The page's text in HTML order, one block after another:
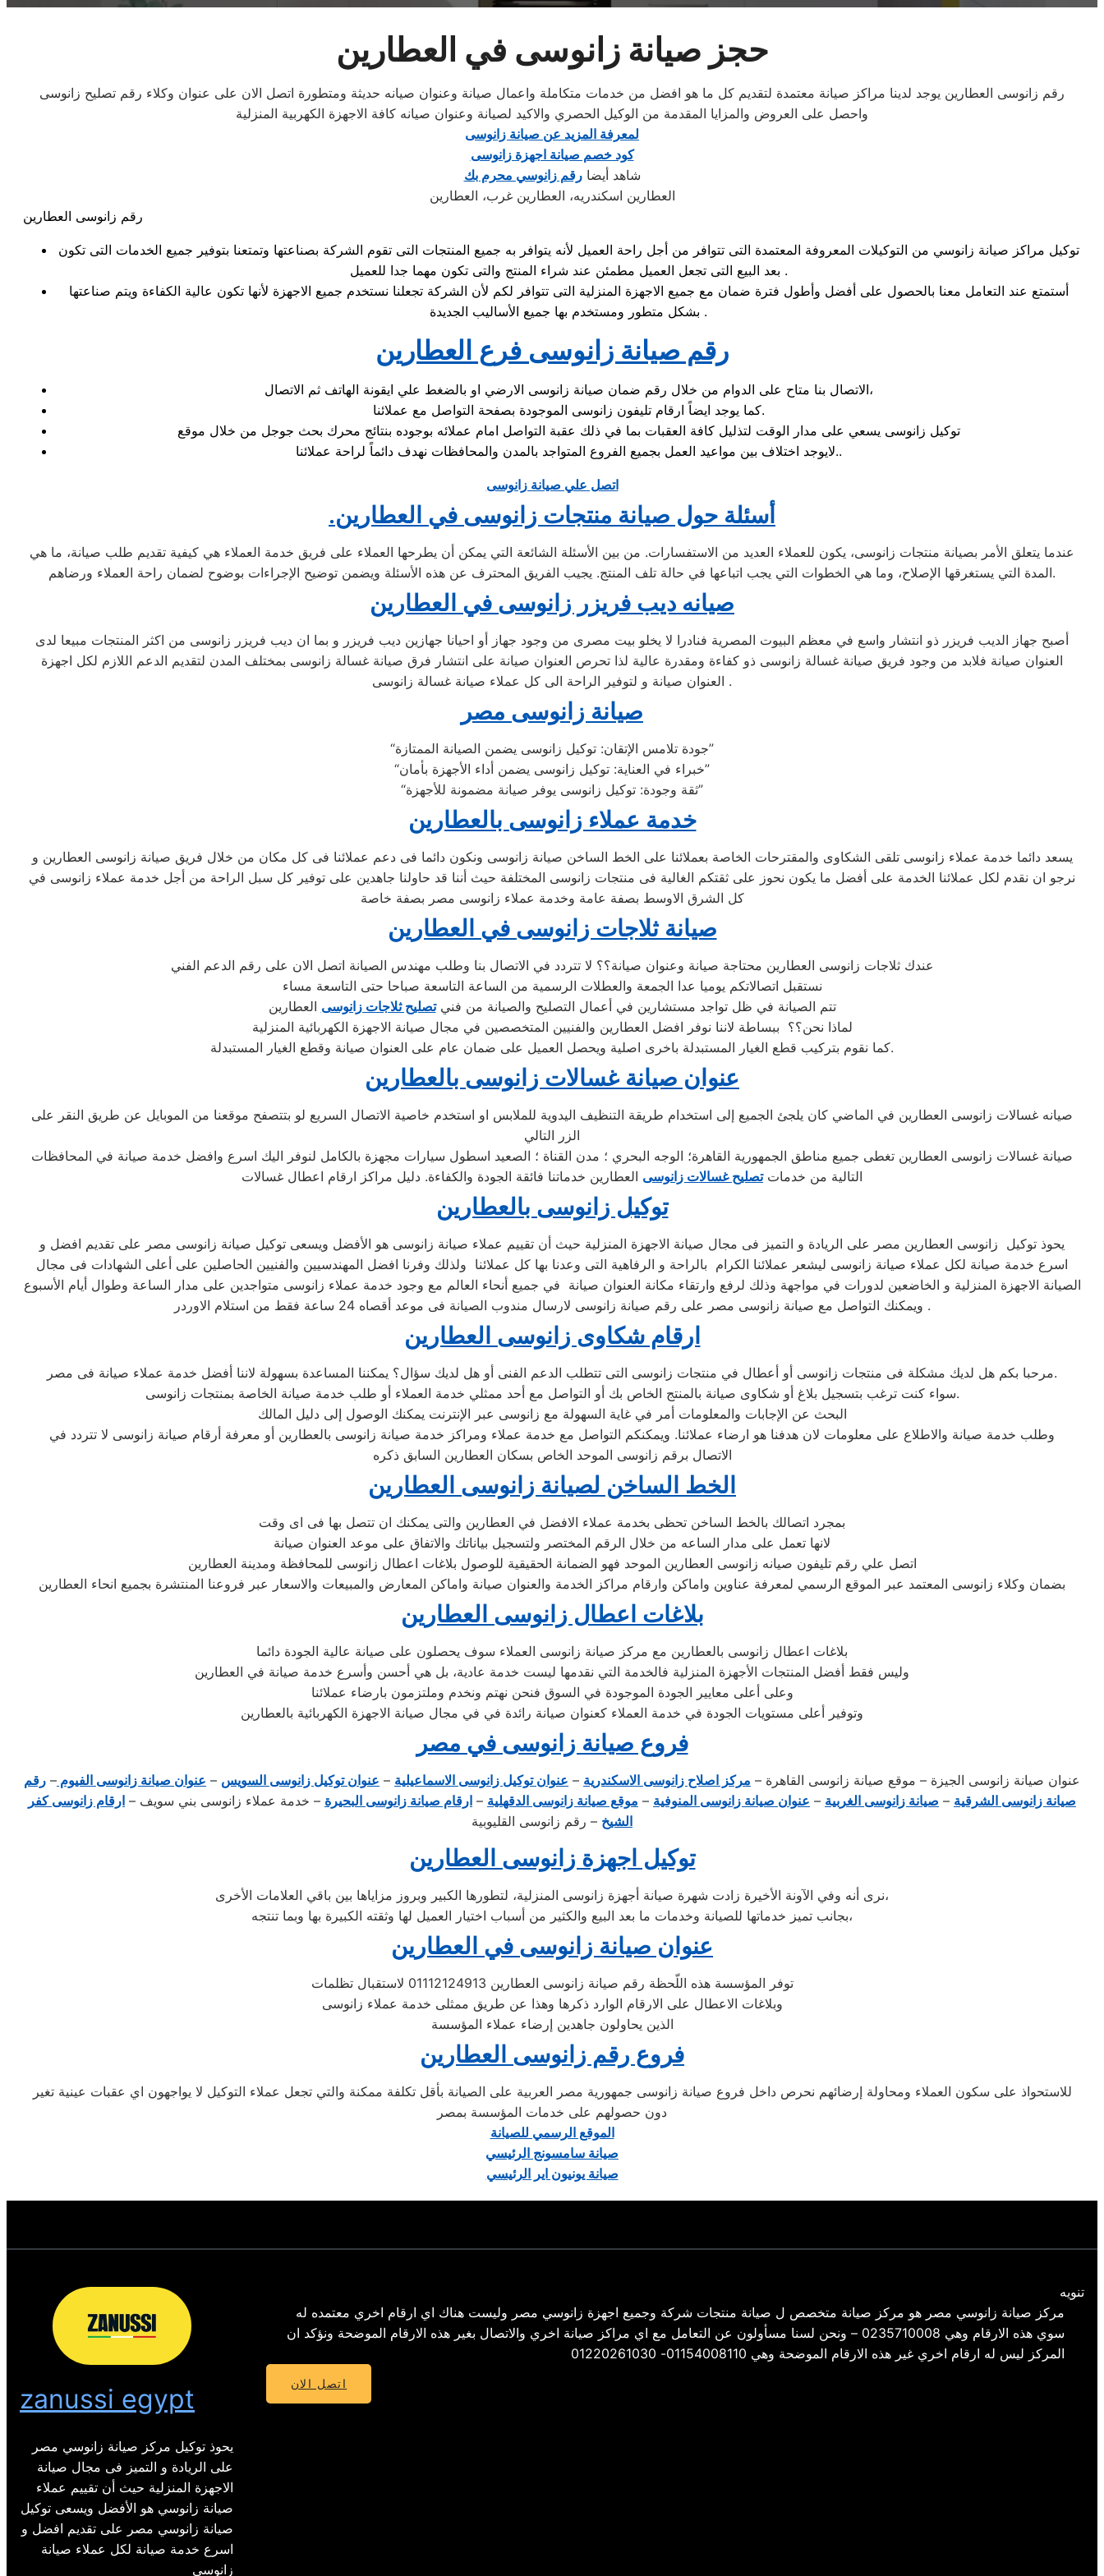
حجز صيانة زانوسى في العطارين
رقم زانوسى العطارين يوجد لدينا مراكز صيانة معتمدة لتقديم كل ما هو افضل من خدمات متكاملة واعمال صيانة وعنوان صيانه حديثة ومتطورة اتصل الان على عنوان وكلاء رقم تصليح زانوسى
واحصل على العروض والمزايا المقدمة من الوكيل الحصري والاكيد لصيانة وعنوان صيانه كافة الاجهزة الكهربية المنزلية
لمعرفة المزيد عن صيانة زانوسى
كود خصم صيانة اجهزة زانوسى
شاهد أيضارقم زانوسي محرم بك
العطارين اسكندريه، العطارين غرب، العطارين
رقم زانوسى العطارين
توكيل مراكز صيانة زانوسي من التوكيلات المعروفة المعتمدة التى تتوافر من أجل راحة العميل لأنه يتوافر به جميع المنتجات التى تقوم الشركة بصناعتها وتمتعنا بتوفير جميع الخدمات التى تكون
بعد البيع التى تجعل العميل مطمئن عند شراء المنتج والتى تكون مهما جدا للعميل .
أستمتع عند التعامل معنا بالحصول على أفضل وأطول فترة ضمان مع جميع الاجهزة المنزلية التى تتوافر لكم لأن الشركة تجعلنا نستخدم جميع الاجهزة لأنها تكون عالية الكفاءة ويتم صناعتها
بشكل متطور ومستخدم بها جميع الأساليب الجديدة .
رقم صيانة زانوسى فرع العطارين
الاتصال بنا متاح على الدوام من خلال رقم ضمان صيانة زانوسى الارضي او بالضغط علي ايقونة الهاتف ثم الاتصال،
كما يوجد ايضاً ارقام تليفون زانوسى الموجودة بصفحة التواصل مع عملائنا.
توكيل زانوسى يسعي على مدار الوقت لتذليل كافة العقبات بما في ذلك عقبة التواصل امام عملائه بوجوده بنتائج محرك بحث جوجل من خلال موقع
لايوجد اختلاف بين مواعيد العمل بجميع الفروع المتواجد بالمدن والمحافظات نهدف دائماً لراحة عملائنا..
اتصل علي صيانة زانوسى
.أسئلة حول صيانة منتجات زانوسى في العطارين
عندما يتعلق الأمر بصيانة منتجات زانوسى، يكون للعملاء العديد من الاستفسارات. من بين الأسئلة الشائعة التي يمكن أن يطرحها العملاء على فريق خدمة العملاء هي كيفية تقديم طلب صيانة، ما هي
المدة التي يستغرقها الإصلاح، وما هي الخطوات التي يجب اتباعها في حالة تلف المنتج. يجيب الفريق المحترف عن هذه الأسئلة ويضمن توضيح الإجراءات بوضوح لضمان راحة العملاء ورضاهم.
صيانه ديب فريزر زانوسى في العطارين
أصبح جهاز الديب فريزر ذو انتشار واسع في معظم البيوت المصرية فنادرا لا يخلو بيت مصرى من وجود جهاز أو احيانا جهازين ديب فريزر و بما ان ديب فريزر زانوسى من اكثر المنتجات مبيعا لدى
العنوان صيانة فلابد من وجود فريق صيانة غسالة زانوسى ذو كفاءة ومقدرة عالية لذا تحرص العنوان صيانة على انتشار فرق صيانة غسالة زانوسى بمختلف المدن لتقديم الدعم اللازم لكل اجهزة
العنوان صيانة و لتوفير الراحة الى كل عملاء صيانة غسالة زانوسى .
صيانة زانوسى مصر
“جودة تلامس الإتقان: توكيل زانوسى يضمن الصيانة الممتازة”
“خبراء في العناية: توكيل زانوسى يضمن أداء الأجهزة بأمان”
“ثقة وجودة: توكيل زانوسى يوفر صيانة مضمونة للأجهزة”
خدمة عملاء زانوسى بالعطارين
يسعد دائما خدمة عملاء زانوسى تلقى الشكاوى والمقترحات الخاصة بعملائنا على الخط الساخن صيانة زانوسى ونكون دائما فى دعم عملائنا فى كل مكان من خلال فريق صيانة زانوسى العطارين و
نرجو ان نقدم لكل عملائنا الخدمة على أفضل ما يكون نحوز على ثقتكم الغالية فى منتجات زانوسى المختلفة حيث أننا قد حاولنا جاهدين على توفير كل سبل الراحة من أجل خدمة عملاء زانوسى في
كل الشرق الاوسط بصفة عامة وخدمة عملاء زانوسى مصر بصفة خاصة
صيانة ثلاجات زانوسى في العطارين
عندك ثلاجات زانوسى العطارين محتاجة صيانة وعنوان صيانة؟؟ لا تتردد في الاتصال بنا وطلب مهندس الصيانة اتصل الان على رقم الدعم الفني
نستقبل اتصالاتكم يوميا عدا الجمعة والعطلات الرسمية من الساعة التاسعة صباحا حتى التاسعة مساء
تتم الصيانة في ظل تواجد مستشارين في أعمال التصليح والصيانة من فنيتصليح ثلاجات زانوسى العطارين
لماذا نحن؟؟ ببساطة لاننا نوفر افضل العطارين والفنيين المتخصصين في مجال صيانة الاجهزة الكهربائية المنزلية
كما نقوم بتركيب قطع الغيار المستبدلة باخرى اصلية ويحصل العميل على ضمان عام على العنوان صيانة وقطع الغيار المستبدلة.
عنوان صيانة غسالات زانوسى بالعطارين
صيانه غسالات زانوسى العطارين في الماضي كان يلجئ الجميع إلى استخدام طريقة التنظيف اليدوية للملابس او استخدم خاصية الاتصال السريع لو بتتصفح موقعنا من الموبايل عن طريق النقر على
الزر التالي
صيانة غسالات زانوسى العطارين تغطى جميع مناطق الجمهورية القاهرة؛ الوجه البحري ؛ مدن القناة ؛ الصعيد اسطول سيارات مجهزة بالكامل لنوفر اليك اسرع وافضل خدمة صيانة في المحافظات
التالية من خدماتتصليح غسالات زانوسى العطارين خدماتنا فائقة الجودة والكفاءة. دليل مراكز ارقام اعطال غسالات
توكيل زانوسى بالعطارين
يحوذ توكيل زانوسى العطارين مصر على الريادة و التميز فى مجال صيانة الاجهزة المنزلية حيث أن تقييم عملاء صيانة زانوسى هو الأفضل ويسعى توكيل صيانة زانوسى مصر على تقديم افضل و
اسرع خدمة صيانة لكل عملاء صيانة زانوسى ليشعر عملائنا الكرام بالراحة و الرفاهية التى وعدنا بها كل عملائنا ولذلك وفرنا افضل المهندسيين والفنيين الحاصلين على أعلى الشهادات فى مجال
الصيانة الاجهزة المنزلية و الخاضعين لدورات في مواجهة وذلك لرفع وارتقاء مكانة العنوان صيانة في جميع أنحاء العالم مع وجود خدمة عملاء زانوسى متواجدين على مدار الساعة وطوال أيام الأسبوع
ويمكنك التواصل مع صيانة زانوسى مصر على رقم صيانة زانوسى لارسال مندوب الصيانة فى موعد أقصاه 24 ساعة فقط من استلام الاوردر .
ارقام شكاوى زانوسى العطارين
مرحبا بكم هل لديك مشكلة فى منتجات زانوسى أو أعطال في منتجات زانوسى التى تتطلب الدعم الفنى أو هل لديك سؤال؟ يمكننا المساعدة بسهولة لاننا أفضل خدمة عملاء صيانة فى مصر.
سواء كنت ترغب بتسجيل بلاغ أو شكاوى صيانة بالمنتج الخاص بك أو التواصل مع أحد ممثلي خدمة العملاء أو طلب خدمة صيانة الخاصة بمنتجات زانوسى.
البحث عن الإجابات والمعلومات أمر في غاية السهولة مع زانوسى عبر الإنترنت يمكنك الوصول إلى دليل المالك
وطلب خدمة صيانة والاطلاع على معلومات لان هدفنا هو ارضاء عملائنا. ويمكنكم التواصل مع خدمة عملاء ومراكز خدمة صيانة زانوسى بالعطارين أو معرفة أرقام صيانة زانوسى لا تتردد في
الاتصال برقم زانوسى الموحد الخاص بسكان العطارين السابق ذكره
الخط الساخن لصيانة زانوسى العطارين
بمجرد اتصالك بالخط الساخن تحظى بخدمة عملاء الافضل في العطارين والتى يمكنك ان تتصل بها فى اى وقت
لانها تعمل على مدار الساعه من خلال الرقم المختصر ولتسجيل بياناتك والاتفاق على موعد العنوان صيانة
اتصل علي رقم تليفون صيانه زانوسى العطارين الموحد فهو الضمانة الحقيقية للوصول بلاغات اعطال زانوسى للمحافظة ومدينة العطارين
بضمان وكلاء زانوسى المعتمد عبر الموقع الرسمي لمعرفة عناوين واماكن وارقام مراكز الخدمة والعنوان صيانة واماكن المعارض والمبيعات والاسعار عبر فروعنا المنتشرة بجميع انحاء العطارين
بلاغات اعطال زانوسى العطارين
بلاغات اعطال زانوسى بالعطارين مع مركز صيانة زانوسى العملاء سوف يحصلون على صيانة عالية الجودة دائما
وليس فقط أفضل المنتجات الأجهزة المنزلية فالخدمة التي نقدمها ليست خدمة عادية، بل هي أحسن وأسرع خدمة صيانة في العطارين
وعلى أعلى معايير الجودة الموجودة في السوق فنحن نهتم ونخدم وملتزمون بارضاء عملائنا
وتوفير أعلى مستويات الجودة في خدمة العملاء كعنوان صيانة رائدة في في مجال صيانة الاجهزة الكهربائية بالعطارين
فروع صيانة زانوسى في مصر
عنوان صيانة زانوسى الجيزة – موقع صيانة زانوسى القاهرة – مركز اصلاح زانوسى الاسكندرية – عنوان توكيل زانوسى الاسماعيلية – عنوان توكيل زانوسى السويس – عنوان صيانة زانوسى الفيوم – رقم
صيانة زانوسى الشرقية – صيانة زانوسى الغربية – عنوان صيانة زانوسى المنوفية – موقع صيانة زانوسى الدقهلية – ارقام صيانة زانوسى البحيرة – خدمة عملاء زانوسى بني سويف – ارقام زانوسى كفر
الشيخ – رقم زانوسى القليوبية
توكيل اجهزة زانوسى العطارين
نرى أنه وفي الآونة الأخيرة زادت شهرة صيانة أجهزة زانوسى المنزلية، لتطورها الكبير وبروز مزاياها بين باقي العلامات الأخرى،
بجانب تميز خدماتها للصيانة وخدمات ما بعد البيع والكثير من أسباب اختيار العميل لها وثقته الكبيرة بها وبما تنتجه،
عنوان صيانة زانوسى في العطارين
توفر المؤسسة هذه اللّحظة رقم صيانة زانوسى العطارين 01112124913 لاستقبال تظلمات
وبلاغات الاعطال على الارقام الوارد ذكرها وهذا عن طريق ممثلى خدمة عملاء زانوسى
الذين يحاولون جاهدين إرضاء عملاء المؤسسة
فروع رقم زانوسى العطارين
للاستحواذ على سكون العملاء ومحاولة إرضائهم نحرص داخل فروع صيانة زانوسى جمهورية مصر العربية على الصيانة بأقل تكلفة ممكنة والتي تجعل عملاء التوكيل لا يواجهون اي عقبات عينية تغير
دون حصولهم على خدمات المؤسسة بمصر
الموقع الرسمي للصيانة
صيانة سامسونج الرئيسي
صيانة يونيون اير الرئيسي
zanussi egypt
يحوذ توكيل مركز صيانة زانوسي مصر
على الريادة و التميز فى مجال صيانة
الاجهزة المنزلية حيث أن تقييم عملاء
صيانة زانوسي هو الأفضل ويسعى توكيل
صيانة زانوسي مصر على تقديم افضل و
اسرع خدمة صيانة لكل عملاء صيانة
زانوسي
تنويه
مركز صيانة زانوسي مصر هو مركز صيانة متخصص ل صيانة منتجات شركة وجميع اجهزة زانوسي مصر وليست هناك اي ارقام اخري معتمده له
سوي هذه الارقام وهي 0235710008 – ونحن لسنا مسأولون عن التعامل مع اي مراكز صيانة اخري والاتصال بغير هذه الارقام الموضحة ونؤكد ان
المركز ليس له ارقام اخري غير هذه الارقام الموضحة وهي 01154008110- 01220261030
اتصل الان